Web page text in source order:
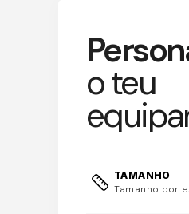
o teu
TAMANHO
Tamanho por